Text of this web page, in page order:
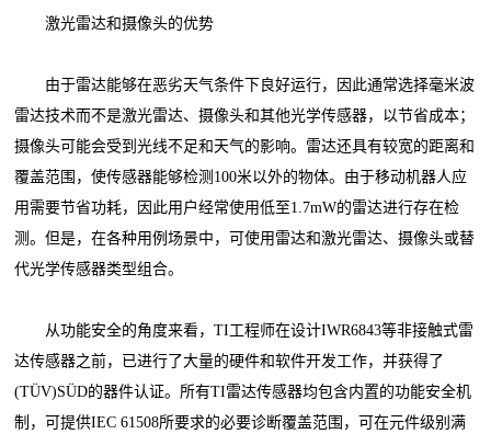
激光雷达和摄像头的优势
由于雷达能够在恶劣天气条件下良好运行，因此通常选择毫米波
雷达技术而不是激光雷达、摄像头和其他光学传感器，以节省成本；
摄像头可能会受到光线不足和天气的影响。雷达还具有较宽的距离和
覆盖范围，使传感器能够检测100米以外的物体。由于移动机器人应
用需要节省功耗，因此用户经常使用低至1.7mW的雷达进行存在检
测。但是，在各种用例场景中，可使用雷达和激光雷达、摄像头或替
代光学传感器类型组合。
从功能安全的角度来看，TI工程师在设计IWR6843等非接触式雷
达传感器之前，已进行了大量的硬件和软件开发工作，并获得了
(TÜV)SÜD的器件认证。所有TI雷达传感器均包含内置的功能安全机
制，可提供IEC 61508所要求的必要诊断覆盖范围，可在元件级别满